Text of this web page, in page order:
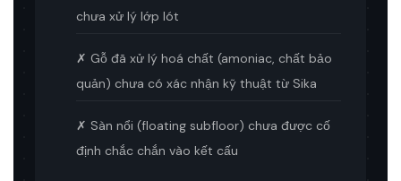
chưa xử lý lớp lót
✗ Gỗ đã xử lý hoá chất (amoniac, chất bảo
quản) chưa có xác nhận kỹ thuật từ Sika
✗ Sàn nổi (floating subfloor) chưa được cố
định chắc chắn vào kết cấu